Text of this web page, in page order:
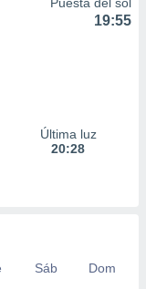
19:55
Última luz
20:28
Sáb
Dom